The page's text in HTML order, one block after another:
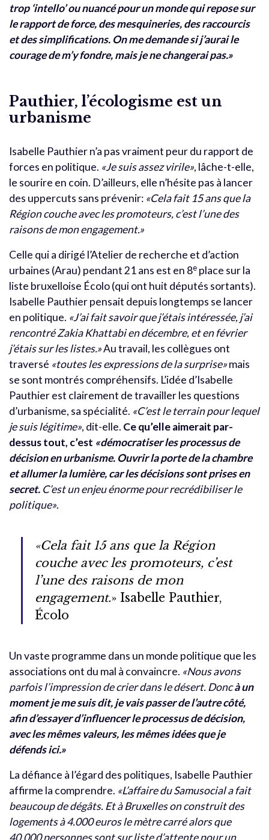
trop ‘intello’ ou nuancé pour un monde qui repose sur
le rapport de force, des mesquineries, des raccourcis
et des simplifications. On me demande si j’aurai le
courage de m’y fondre, mais je ne changerai pas.»
Pauthier, l’écologisme est un
urbanisme
Isabelle Pauthier n’a pas vraiment peur du rapport de
forces en politique. «Je suis assez virile», lâche-t-elle,
le sourire en coin. D’ailleurs, elle n’hésite pas à lancer
des uppercuts sans prévenir: «Cela fait 15 ans que la
Région couche avec les promoteurs, c’est l’une des
raisons de mon engagement.»
Celle qui a dirigé l’Atelier de recherche et d’action
urbaines (Arau) pendant 21 ans est en 8e place sur la
liste bruxelloise Écolo (qui ont huit députés sortants).
Isabelle Pauthier pensait depuis longtemps se lancer
en politique. «J’ai fait savoir que j’étais intéressée, j’ai
rencontré Zakia Khattabi en décembre, et en février
j’étais sur les listes.»Au travail, les collègues ont
traversé «toutes les expressions de la surprise»mais
se sont montrés compréhensifs. L’idée d’Isabelle
Pauthier est clairement de travailler les questions
d’urbanisme, sa spécialité. «C’est le terrain pour lequel
je suis légitime», dit-elle. Ce qu’elle aimerait par-
dessus tout, c’est «démocratiser les processus de
décision en urbanisme. Ouvrir la porte de la chambre
et allumer la lumière, car les décisions sont prises en
secret. C’est un enjeu énorme pour recrédibiliser le
politique».
«Cela fait 15 ans que la Région
couche avec les promoteurs, c’est
l’une des raisons de mon
engagement.» Isabelle Pauthier,
Écolo
Un vaste programme dans un monde politique que les
associations ont du mal à convaincre. «Nous avons
parfois l’impression de crier dans le désert. Doncà un
moment je me suis dit, je vais passer de l’autre côté,
afin d’essayer d’influencer le processus de décision,
avec les mêmes valeurs, les mêmes idées que je
défends ici.»
La défiance à l’égard des politiques, Isabelle Pauthier
affirme la comprendre. «L’affaire du Samusocial a fait
beaucoup de dégâts. Et à Bruxelles on construit des
logements à 4.000 euros le mètre carré alors que
40.000 personnes sont sur liste d’attente pour un